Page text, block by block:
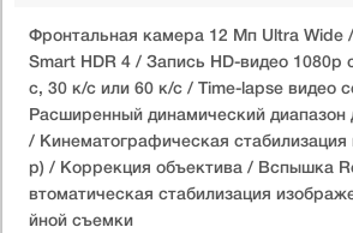
Фронтальная камера 12 Мп Ultra Wide
Smart HDR 4 / Запись HD-видео 1080p
с, 30 к/с или 60 к/с / Time-lapse видео
Расширенный динамический диапазон
/ Кинематографическая стабилизация
p) / Коррекция объектива / Вспышка
втоматическая стабилизация
йной съемки